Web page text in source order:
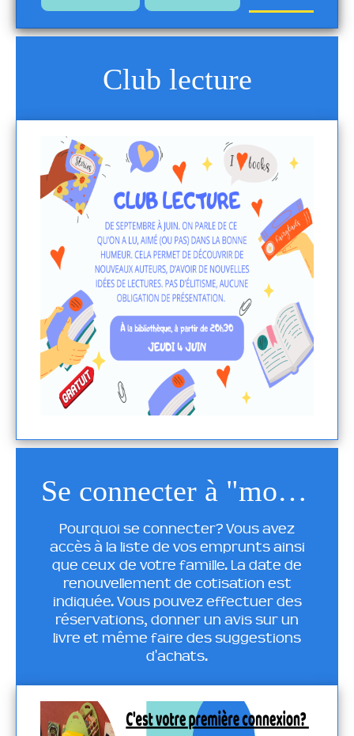
Club lecture
Se connecter à "mon compte"
Pourquoi se connecter? Vous avez
accès à la liste de vos emprunts ainsi
que ceux de votre famille. La date de
renouvellement de cotisation est
indiquée. Vous pouvez effectuer des
réservations, donner un avis sur un
livre et même faire des suggestions
d'achats.